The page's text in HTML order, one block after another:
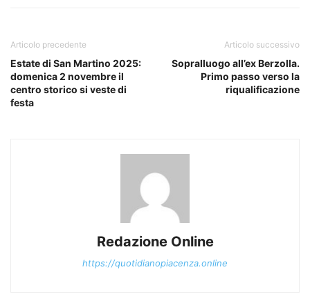
Articolo precedente
Estate di San Martino 2025:
domenica 2 novembre il
centro storico si veste di
festa
Articolo successivo
Sopralluogo all’ex Berzolla.
Primo passo verso la
riqualificazione
Redazione Online
https://quotidianopiacenza.online